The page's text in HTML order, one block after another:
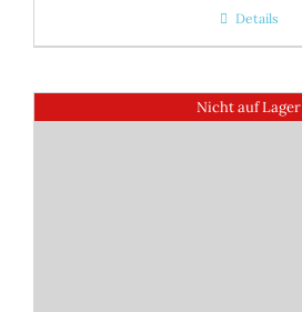
Details
Nicht auf Lager